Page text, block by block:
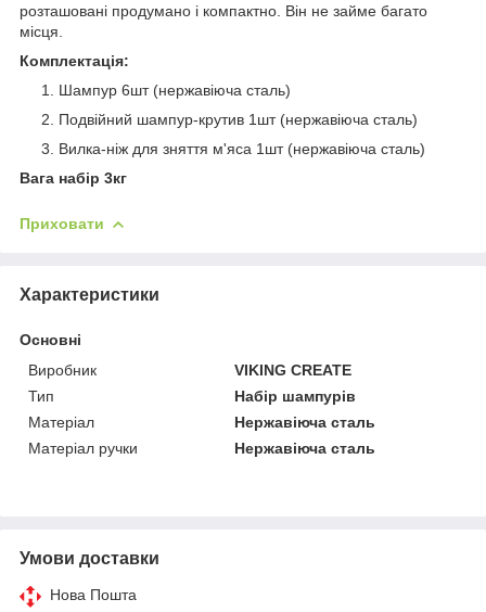
розташовані продумано і компактно. Він не займе багато
місця.
Комплектація:
Шампур 6шт (нержавіюча сталь)
Подвійний шампур-крутив 1шт (нержавіюча сталь)
Вилка-ніж для зняття м'яса 1шт (нержавіюча сталь)
Вага набір 3кг
Приховати
Характеристики
Основні
Виробник
VIKING CREATE
Тип
Набір шампурів
Матеріал
Нержавіюча сталь
Матеріал ручки
Нержавіюча сталь
Умови доставки
Нова Пошта